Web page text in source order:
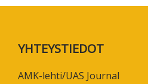
Footer
YHTEYSTIEDOT
AMK-lehti/UAS Journal